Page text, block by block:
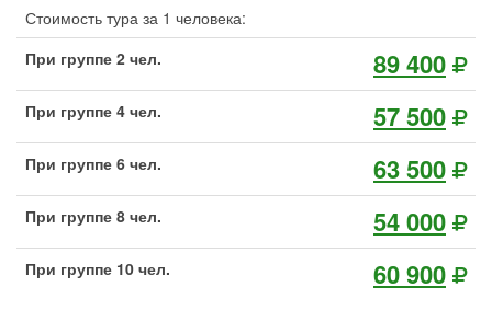
Стоимость тура за 1 человека:
При группе 2 чел.
89 400
При группе 4 чел. 57 500
При группе 6 чел. 63 500
При группе 8 чел. 54 000
При группе 10 чел. 60 900